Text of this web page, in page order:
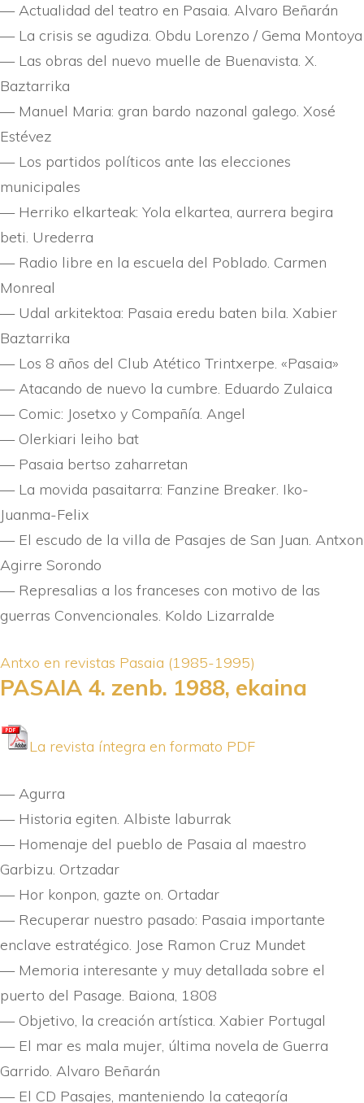
— Actualidad del teatro en Pasaia. Alvaro Beñarán
— La crisis se agudiza. Obdu Lorenzo / Gema Montoya
— Las obras del nuevo muelle de Buenavista. X.
Baztarrika
— Manuel Maria: gran bardo nazonal galego. Xosé
Estévez
— Los partidos polí­ticos ante las elecciones
municipales
— Herriko elkarteak: Yola elkartea, aurrera begira
beti. Urederra
— Radio libre en la escuela del Poblado. Carmen
Monreal
— Udal arkitektoa: Pasaia eredu baten bila. Xabier
Baztarrika
— Los 8 años del Club Atético Trintxerpe. «Pasaia»
— Atacando de nuevo la cumbre. Eduardo Zulaica
— Comic: Josetxo y Compañí­a. Angel
— Olerkiari leiho bat
— Pasaia bertso zaharretan
— La movida pasaitarra: Fanzine Breaker. Iko-
Juanma-Felix
— El escudo de la villa de Pasajes de San Juan. Antxon
Agirre Sorondo
— Represalias a los franceses con motivo de las
guerras Convencionales. Koldo Lizarralde
Antxo en revistas Pasaia (1985-1995)
PASAIA 4. zenb. 1988, ekaina
La revista í­ntegra en formato PDF
— Agurra
— Historia egiten. Albiste laburrak
— Homenaje del pueblo de Pasaia al maestro
Garbizu. Ortzadar
— Hor konpon, gazte on. Ortadar
— Recuperar nuestro pasado: Pasaia importante
enclave estratégico. Jose Ramon Cruz Mundet
— Memoria interesante y muy detallada sobre el
puerto del Pasage. Baiona, 1808
— Objetivo, la creación artí­stica. Xabier Portugal
— El mar es mala mujer, última novela de Guerra
Garrido. Alvaro Beñarán
— El CD Pasajes, manteniendo la categorí­a